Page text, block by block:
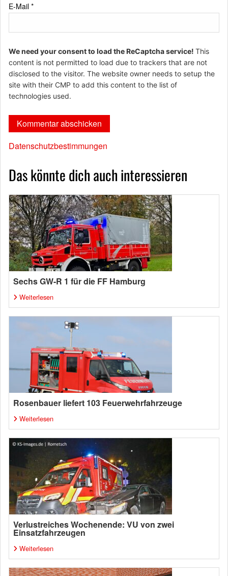
E-Mail *
We need your consent to load the ReCaptcha service! This
content is not permitted to load due to trackers that are not
disclosed to the visitor. The website owner needs to setup the
site with their CMP to add this content to the list of
technologies used.
Datenschutzbestimmungen
Das könnte dich auch interessieren
Sechs GW-R 1 für die FF Hamburg
Weiterlesen
Rosenbauer liefert 103 Feuerwehrfahrzeuge
Weiterlesen
Verlustreiches Wochenende: VU von zwei
Einsatzfahrzeugen
Weiterlesen